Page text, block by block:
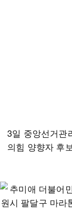
3일 중앙선거관
의힘 양향자 후